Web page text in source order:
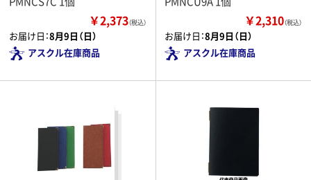
￥2,373（税込）
お届け日：8月9日（日）
アスクル在庫商品
￥2,310（税込）
お届け日：8月9日（日）
アスクル在庫商品